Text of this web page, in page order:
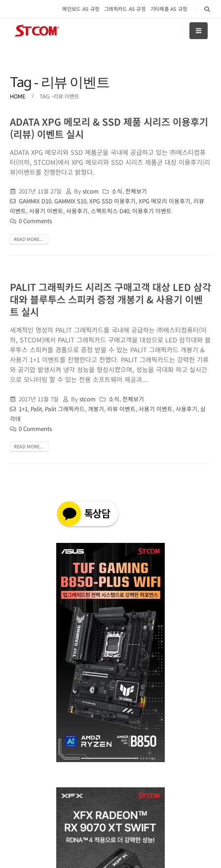
메인보드 AS 규정 그래픽카드 AS 규정 기타제품 AS 규정
Tag - 리뷰 이벤트
HOME TAG -리뷰 이벤트
ADATA XPG 메모리 & SSD 제품 시리즈 이용후기
(리뷰) 이벤트 실시
ADATA XPG 메모리와 SSD 제품군을 국내에 공급하고 있는 ㈜에스티컴퓨
터(이하, STCOM)에서 XPG 메모리와 SSD 시리즈 제품군 대상 이용후기(리
뷰)이벤트를 진행한다고 밝혔다.
2017년 11월 27일 Bystcom 소식, 전체보기
GAMMIX D10,GAMMIX S10,XPG SSD 이용후기,XPG 메모리 이용후기, 리뷰
이벤트,사용기 이벤트,사용후기,스펙트릭스 D40, 이용후기 이벤트
0 Comments
READ MORE...
PALIT 그래픽카드 시리즈 구매고객 대상 LED 삼각
대와 블루투스 스피커 증정 개봉기 & 사용기 이벤
트 실시
세계적인 명성의 PALIT 그래픽카드를 국내에 공급하는 ㈜에스티컴퓨터(이
하, STCOM)에서 PALIT 그래픽카드 구매고객을 대상으로 LED 삼각대와 블
루투스 스피커를 경품으로 증정 받을 수 있는 PALIT 그래픽카드 개봉기 &
사용기 1+1 이벤트를 진행한다고 전했다. PALIT 그래픽카드는 강력한 기류
와 공기압 발생시켜 냉각 성능을 향상시켰으며, 성능을 극대화 하고 실시간
으로 모니터링 할 수 있는 전용 소프트웨어 제공과...
2017년 11월 7일 Bystcom 소식, 전체보기
1+1, Palit, Palit 그래픽카드, 개봉기, 리뷰 이벤트,사용기 이벤트,사용후기,삼
각대
0 Comments
READ MORE...